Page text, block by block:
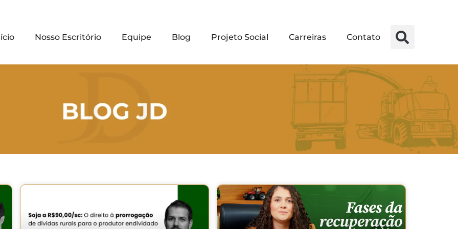
Nosso Escritório Equipe Blog Projeto Social Carreiras Contato